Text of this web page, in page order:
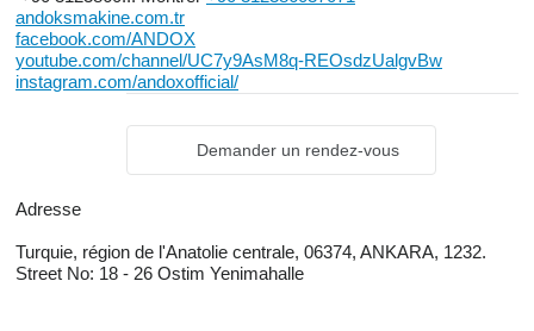
andoksmakine.com.tr
facebook.com/ANDOX
youtube.com/channel/UC7y9AsM8q-REOsdzUalgvBw
instagram.com/andoxofficial/
Demander un rendez-vous
Adresse
Turquie, région de l'Anatolie centrale, 06374, ANKARA, 1232.
Street No: 18 - 26 Ostim Yenimahalle